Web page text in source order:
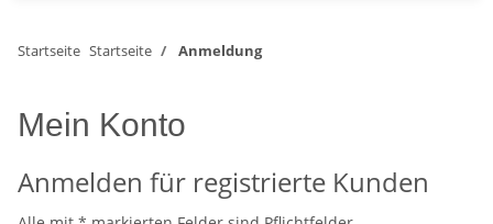
Startseite Startseite Anmeldung
Mein Konto
Anmelden für registrierte Kunden